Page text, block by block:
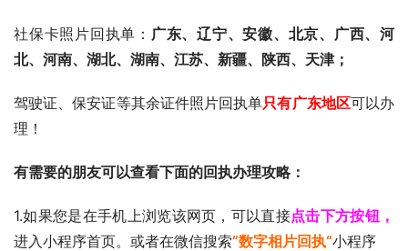
社保卡照片回执单： 广东、辽宁、安徽、北京、广西、河
北、河南、湖北、湖南、江苏、新疆、陕西、天津；
驾驶证、保安证等其余证件照片回执单只有广东地区可以办
理！
有需要的朋友可以查看下面的回执办理攻略：
1.如果您是在手机上浏览该网页，可以直接点击下方按钮，
进入小程序首页。或者在微信搜索”数字相片回执“小程序